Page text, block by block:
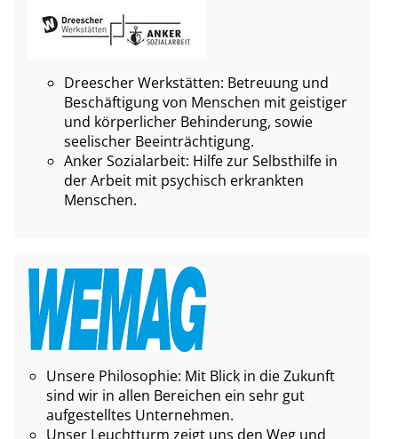
Dreescher Werkstätten: Betreuung und
Beschäftigung von Menschen mit geistiger
und körperlicher Behinderung, sowie
seelischer Beeinträchtigung.
Anker Sozialarbeit: Hilfe zur Selbsthilfe in
der Arbeit mit psychisch erkrankten
Menschen.
Unsere Philosophie: Mit Blick in die Zukunft
sind wir in allen Bereichen ein sehr gut
aufgestelltes Unternehmen.
Unser Leuchtturm zeigt uns den Weg und